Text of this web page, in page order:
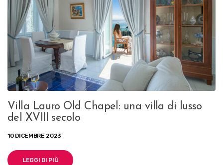
Villa Lauro Old Chapel: una villa di lusso
del XVIII secolo
10 DICEMBRE 2023
LEGGI DI PIÙ